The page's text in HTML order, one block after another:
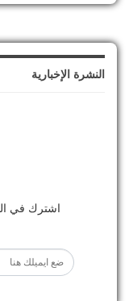
النشرة الإخبارية
اشترك في